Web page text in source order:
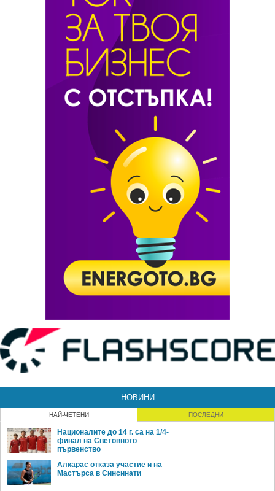
НОВИНИ
НАЙ-ЧЕТЕНИ ПОСЛЕДНИ
Националите до 14 г. са на 1/4-
финал на Световното
първенство
Алкарас отказа участие и на
Мастърса в Синсинати